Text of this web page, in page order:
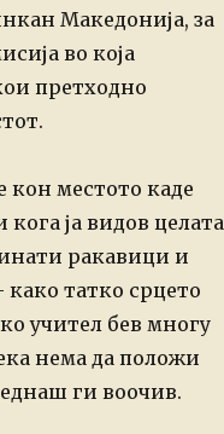
Македонија, за
во која
претходно
кон местото каде
ја видов целата
ракавици и
татко срцето
учител бев многу
нема да положи
ги воочив.